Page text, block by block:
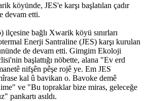
köyünde, JES'e karşı başlatılan çadır
devam etti.
bağlı Xwarik köyü sınırları
Enerji Santraline (JES) karşı kurulan
de devam etti. Gimgim Ekoloji
başlattığı nöbette, alana "Ev erd
nifşên pêşe rojê ye. Em JES
kal û bavikan o. Bavoke demê
ve "Bu topraklar bize miras, geleceğe
pankartı asıldı.